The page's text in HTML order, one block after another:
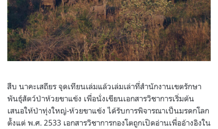
สืบ นาคะเสถียร จุดเทียนเล่มแล้วเล่มเล่าที่สำนักงานเขตรักษา
พันธุ์สัตว์ป่าห้วยขาแข้ง เพื่อนั่งเขียนเอกสารวิชาการเริ่มต้น
เสนอให้ป่าทุ่งใหญ่-ห้วยขาแข้ง ได้รับการพิจารณาเป็นมรดกโลก
ตั้งแต่ พ.ศ. 2533 เอกสารวิชาการกองโตถูกเปิดอ่านเพื่ออ้างอิงใน